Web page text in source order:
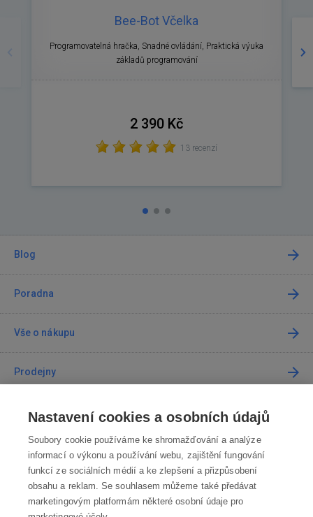
Bee-Bot Včelka
Programovatelná hračka, Snadné ovládání, Praktická výuka
základů programování
2 390 Kč
13 recenzí
Blog
Poradna
Vše o nákupu
Prodejny
Kontakt
Kontaktujte nás
info@robotworld.cz
220 770 770 Po-Pá 8:00—16:00
Nastavení cookies a osobních údajů
Soubory cookie používáme ke shromažďování a analýze
informací o výkonu a používání webu, zajištění fungování
funkcí ze sociálních médií a ke zlepšení a přizpůsobení
obsahu a reklam. Se souhlasem můžeme také předávat
marketingovým platformám některé osobní údaje pro